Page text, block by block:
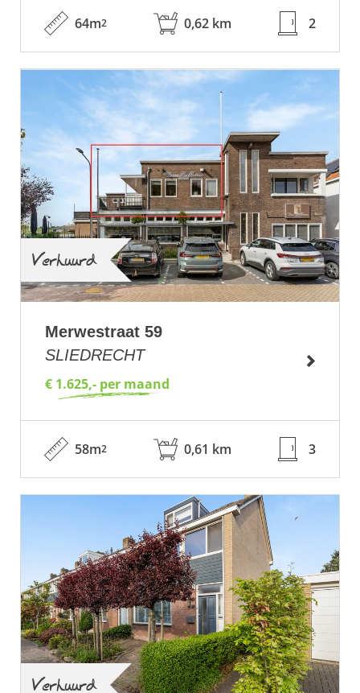
64m2 0,62 km 2
Verhuurd
Merwestraat 59
SLIEDRECHT
€ 1.625,- per maand
58m2 0,61 km 3
Verhuurd